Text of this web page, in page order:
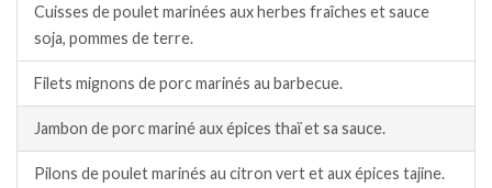
Cuisses de poulet marinées aux herbes fraîches et sauce
soja, pommes de terre.
Filets mignons de porc marinés au barbecue.
Jambon de porc mariné aux épices thaï et sa sauce.
Pilons de poulet marinés au citron vert et aux épices tajine.